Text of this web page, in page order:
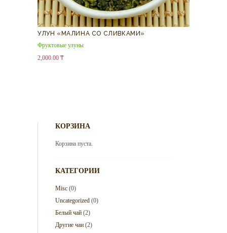
УЛУН «МАЛИНА СО СЛИВКАМИ»
Фруктовые улуны
2,000.00 ₸
КОРЗИНА
Корзина пуста.
КАТЕГОРИИ
Misc (0)
Uncategorized (0)
Белый чай (2)
Другие чаи (2)